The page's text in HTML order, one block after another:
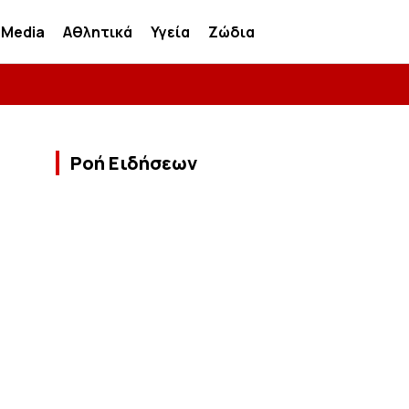
Media Αθλητικά Υγεία Ζώδια
Ροή Ειδήσεων